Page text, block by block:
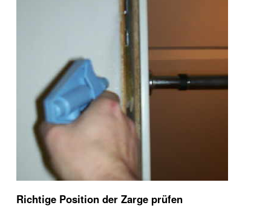
Richtige Position der Zarge prüfen